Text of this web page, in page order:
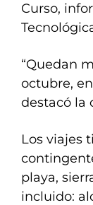
Curso,
“Quedan
octubre,
destacó la
Los viajes
playa,
incluido: